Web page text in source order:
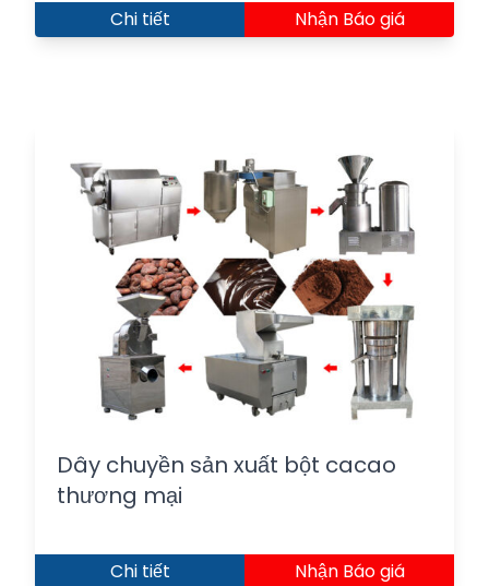
Chi tiết Nhận Báo giá
Dây chuyền sản xuất bột cacao
thương mại
Chi tiết Nhận Báo giá